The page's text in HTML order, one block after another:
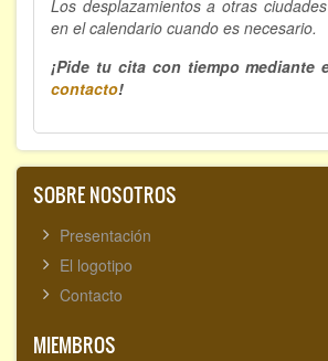
Los desplazamientos a otras
en el calendario cuando es necesario.
¡Pide tu cita con tiempo mediante
contacto!
SOBRE NOSOTROS
Presentación
El logotipo
Contacto
MIEMBROS